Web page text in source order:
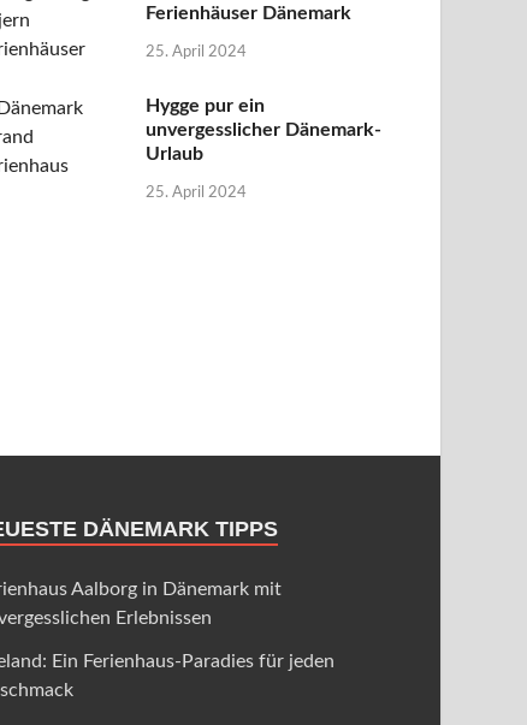
Ferienhäuser Dänemark
25. April 2024
Hygge pur ein
unvergesslicher Dänemark-
Urlaub
25. April 2024
DÄNEMARK TIPPS
Aalborg in Dänemark mit
Erlebnissen
Ein Ferienhaus-Paradies für jeden